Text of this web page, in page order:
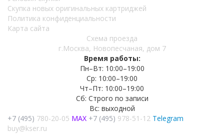
Скупка новых оригинальных картриджей
Политика конфиденциальности
Карта сайта
Схема проезда
г.Москва, Новопесчаная, дом 7
Время работы:
Пн–Вт: 10:00–19:00
Ср: 10:00–19:00
Чт–Пт: 10:00–19:00
Сб: Строго по записи
Вс: выходной
+7 (495) 780-20-05 MAX +7 (495) 978-51-12 Telegram
buy@kser.ru